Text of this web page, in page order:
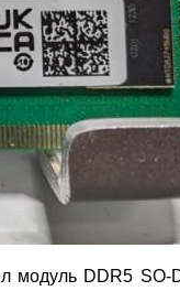
модуль DDR5